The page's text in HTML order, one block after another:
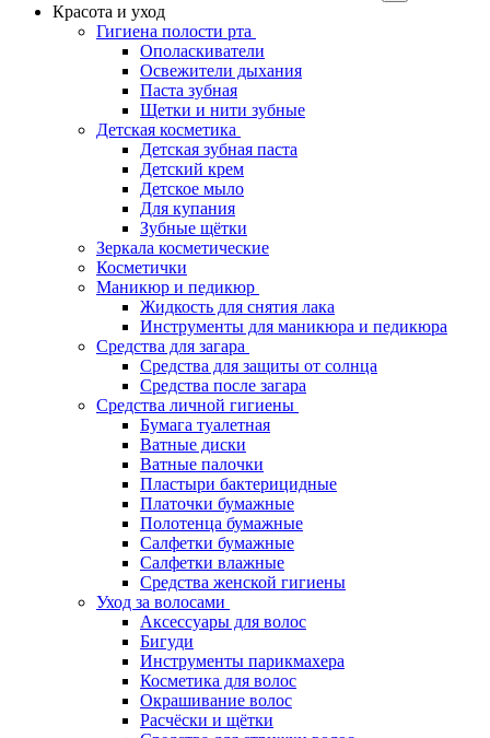
Красота и уход
Гигиена полости рта
Ополаскиватели
Освежители дыхания
Паста зубная
Щетки и нити зубные
Детская косметика
Детская зубная паста
Детский крем
Детское мыло
Для купания
Зубные щётки
Зеркала косметические
Косметички
Маникюр и педикюр
Жидкость для снятия лака
Инструменты для маникюра и педикюра
Средства для загара
Средства для защиты от солнца
Средства после загара
Средства личной гигиены
Бумага туалетная
Ватные диски
Ватные палочки
Пластыри бактерицидные
Платочки бумажные
Полотенца бумажные
Салфетки бумажные
Салфетки влажные
Средства женской гигиены
Уход за волосами
Аксессуары для волос
Бигуди
Инструменты парикмахера
Косметика для волос
Окрашивание волос
Расчёски и щётки